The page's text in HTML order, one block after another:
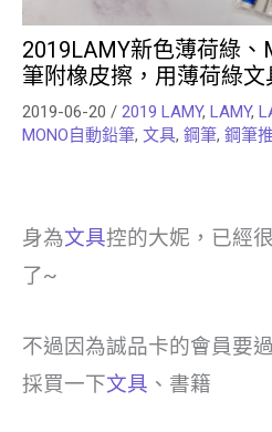
2019LAMY新色薄荷綠、
筆附橡皮擦，用薄荷綠
2019-06-20 / 2019 LAMY, LAMY,
MONO自動鉛筆, 文具, 鋼筆, 鋼筆
身為文具控的大妮，已經
了~
不過因為誠品卡的會員要
採買一下文具 、書籍